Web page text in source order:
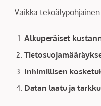
Vaikka
Alkuperäiset
Inhimillisen
Datan laatu ja